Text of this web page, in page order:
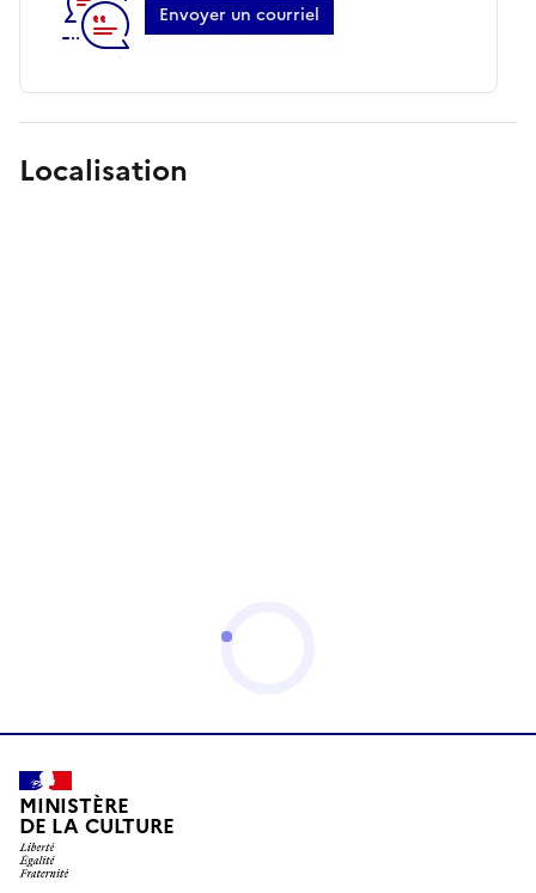
Envoyer un courriel
Localisation
MINISTÈRE
DE LA CULTURE